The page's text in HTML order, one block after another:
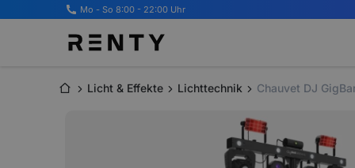
Mo - So 8:00 - 22:00 Uhr
Licht & Effekte Lichttechnik Chauvet DJ